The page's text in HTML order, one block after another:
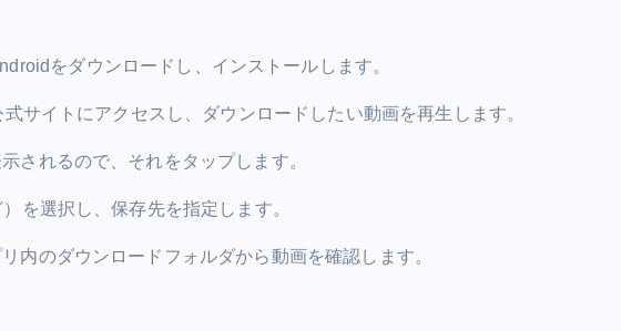
をダウンロードし、インストールします。
サイトにアクセスし、ダウンロードしたい動画を再生します。
されるので、それをタップします。
を選択し、保存先を指定します。
内のダウンロードフォルダから動画を確認します。